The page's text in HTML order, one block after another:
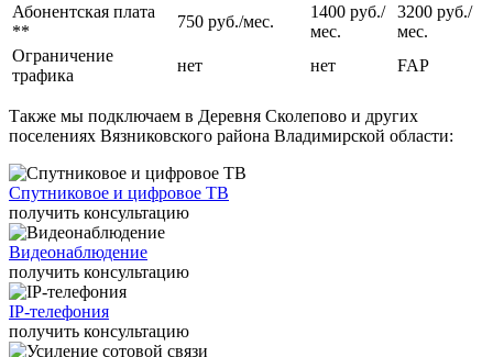
информационные и технические проблемы.
Абонентская плата
**
750 руб./мес.
1400 руб./
мес.
3200 руб./
мес.
Ограничение
трафика
нет нет FAP
Также мы подключаем в Деревня Сколепово и других
поселениях Вязниковского района Владимирской области:
Спутниковое и цифровое ТВ
получить консультацию
Видеонаблюдение
получить консультацию
IP-телефония
получить консультацию